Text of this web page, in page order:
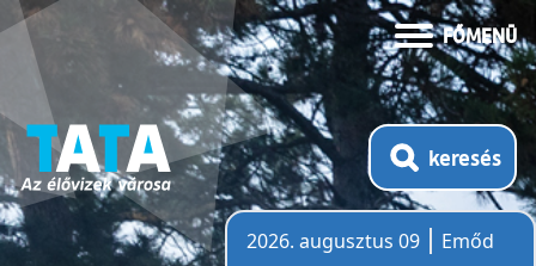
FŐMENÜ
keresés
2026. augusztus 09
Emőd